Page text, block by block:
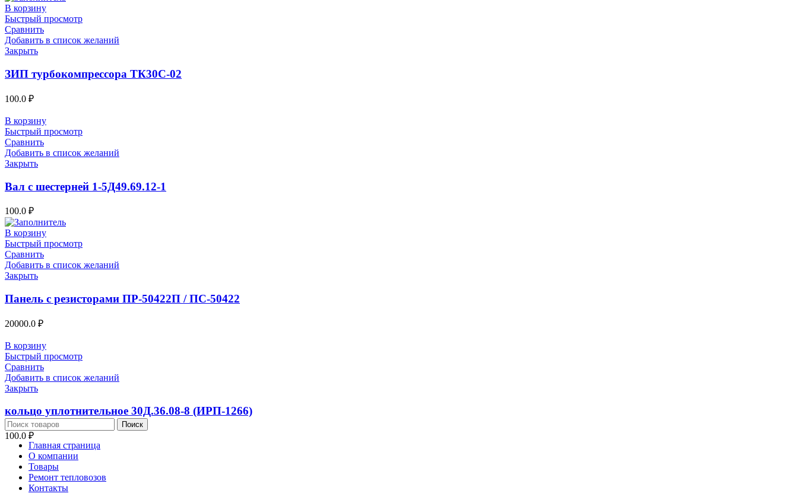
В корзину
Быстрый просмотр
Сравнить
Добавить в список желаний
Закрыть
ЗИП турбокомпрессора ТК30С-02
100.0 ₽
В корзину
Быстрый просмотр
Сравнить
Добавить в список желаний
Закрыть
Вал с шестерней 1-5Д49.69.12-1
100.0 ₽
В корзину
Быстрый просмотр
Сравнить
Добавить в список желаний
Закрыть
Панель с резисторами ПР-50422П / ПС-50422
20000.0 ₽
В корзину
Быстрый просмотр
Сравнить
Добавить в список желаний
Закрыть
кольцо уплотнительное 30Д.36.08-8 (ИРП-1266)
100.0 ₽
Поиск
Главная страница
О компании
Товары
Ремонт тепловозов
Контакты